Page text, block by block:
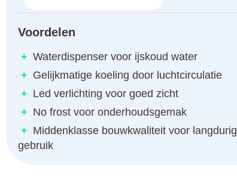
Voordelen
+ Waterdispenser voor ijskoud water
+ Gelijkmatige koeling door luchtcirculatie
+ Led verlichting voor goed zicht
+ No frost voor onderhoudsgemak
+ Middenklasse bouwkwaliteit voor langdurig
gebruik